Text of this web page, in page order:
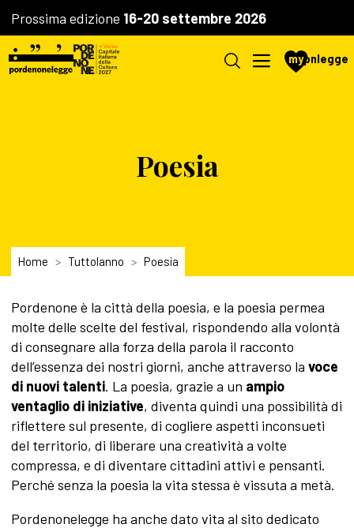
Prossima edizione 16-20 settembre 2026
mypnlegge
Poesia
Home Tuttolanno Poesia
Pordenone è la città della poesia, e la poesia permea
molte delle scelte del festival, rispondendo alla volontà
di consegnare alla forza della parola il racconto
dell’essenza dei nostri giorni, anche attraverso la voce
di nuovi talenti. La poesia, grazie a un ampio
ventaglio di iniziative, diventa quindi una possibilità di
riflettere sul presente, di cogliere aspetti inconsueti
del territorio, di liberare una creatività a volte
compressa, e di diventare cittadini attivi e pensanti.
Perché senza la poesia la vita stessa è vissuta a metà.
Pordenonelegge ha anche dato vita al sito dedicato